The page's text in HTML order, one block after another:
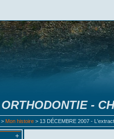
ORTHODONTIE -
> Mon histoire > 13 DÉCEMBRE 2007 -